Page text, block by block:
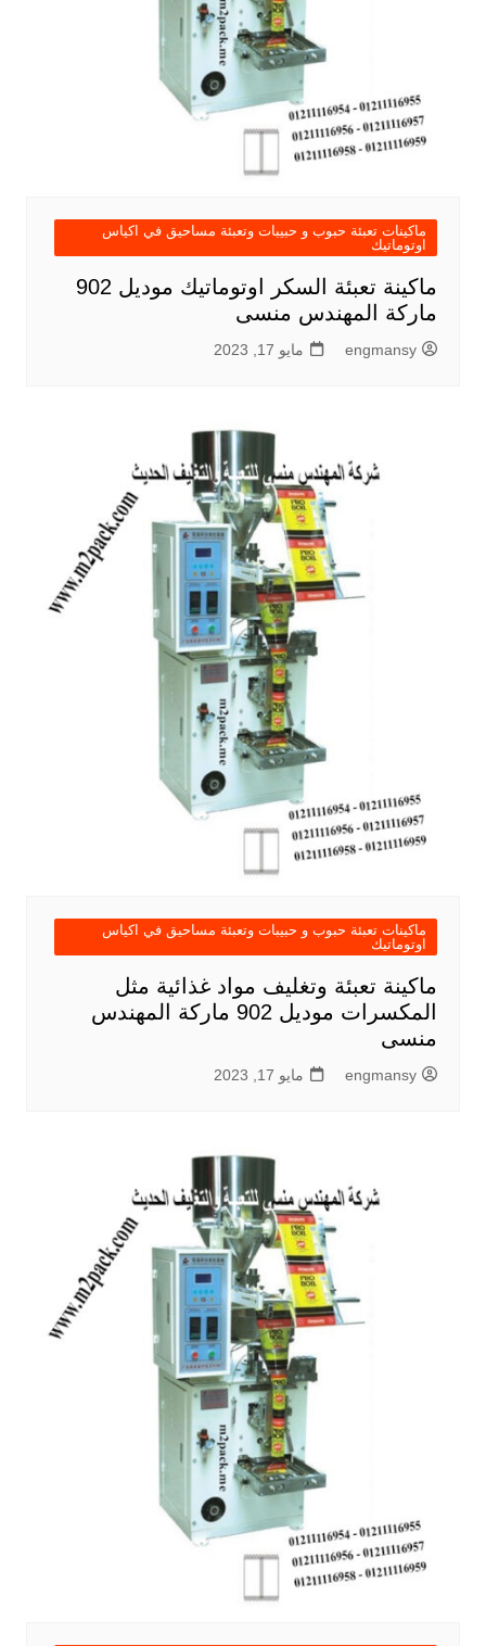
ماكينات تعبئة حبوب و حبيبات وتعبئة مساحيق في اكياس
اوتوماتيك
ماكينة تعبئة السكر اوتوماتيك موديل 902
ماركة المهندس منسى
engmansy مايو 17, 2023
ماكينات تعبئة حبوب و حبيبات وتعبئة مساحيق في اكياس
اوتوماتيك
ماكينة تعبئة وتغليف مواد غذائية مثل
المكسرات موديل 902 ماركة المهندس
منسى
engmansy مايو 17, 2023